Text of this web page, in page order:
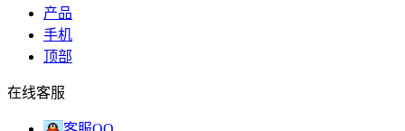
产品
手机
顶部
在线客服